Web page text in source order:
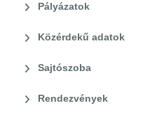
Pályázatok
Közérdekű adatok
Sajtószoba
Rendezvények